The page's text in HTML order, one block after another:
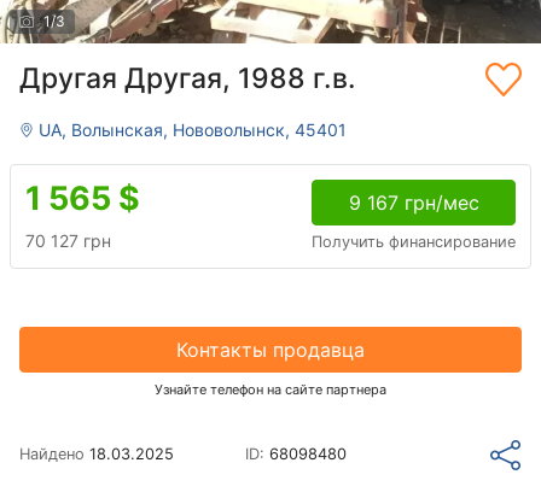
1 /3
Другая Другая, 1988 г.в.
UA, Волынская, Нововолынск, 45401
1 565 $
70 127 грн
9 167 грн/мес
Получить финансирование
Контакты продавца
Узнайте телефон на сайте партнера
Найдено 18.03.2025 ID: 68098480